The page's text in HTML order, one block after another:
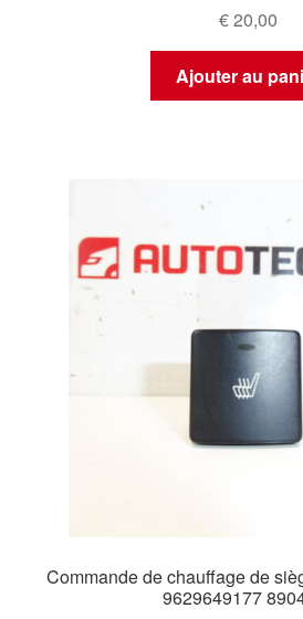
€20,00
Ajouter au
Commande de chauffage de
9629649177